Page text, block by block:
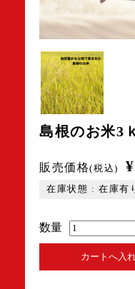
島根のお米3
販売価格(税込)
在庫状態 : 在庫有
数量